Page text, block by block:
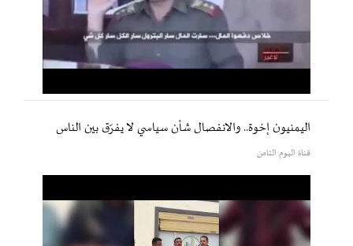
اليمنيون إخوة.. والانفصال شأن سياسي لا يفرّق بين الناس
قناة اليوم الثامن